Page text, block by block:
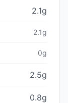
2.1g
2.1g
0g
2.5g
0.8g